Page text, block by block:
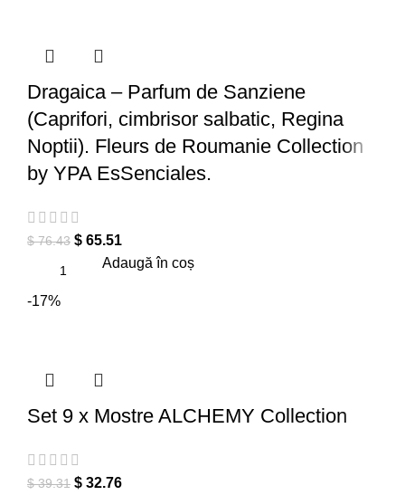
Dragaica – Parfum de Sanziene
(Caprifori, cimbrisor salbatic, Regina
Noptii). Fleurs de Roumanie Collection
by YPA EsSenciales.
$76.43 $ 65.51
Adaugă în coș
-17%
Set 9 x Mostre ALCHEMY Collection
$39.31 $ 32.76